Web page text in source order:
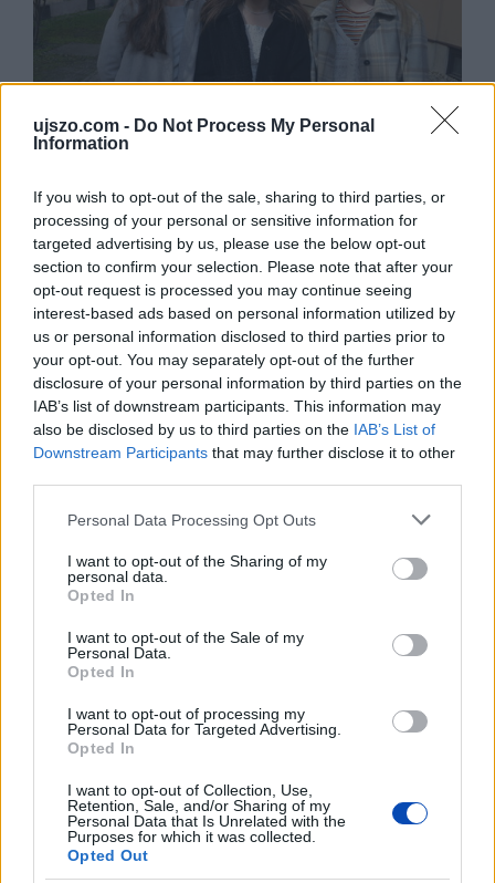
ujszo.com - Do Not Process My Personal
Information
If you wish to opt-out of the sale, sharing to third parties, or
processing of your personal or sensitive information for
targeted advertising by us, please use the below opt-out
section to confirm your selection. Please note that after your
opt-out request is processed you may continue seeing
interest-based ads based on personal information utilized by
us or personal information disclosed to third parties prior to
your opt-out. You may separately opt-out of the further
disclosure of your personal information by third parties on the
IAB’s list of downstream participants. This information may
also be disclosed by us to third parties on the IAB’s List of
Downstream Participants that may further disclose it to other
Please note that this website/app uses one or more Google
not limited to your visit or usage behaviour. You may click to
grant or deny consent to Google and its third-party tags to
use your data for below specified purposes in below Google
consent section.
Personal Data Processing Opt Outs
I want to opt-out of the Sharing of my
personal data.
Opted In
I want to opt-out of the Sale of my
Personal Data.
Opted In
I want to opt-out of processing my
Personal Data for Targeted Advertising.
Opted In
I want to opt-out of Collection, Use,
Retention, Sale, and/or Sharing of my
Personal Data that Is Unrelated with the
Purposes for which it was collected.
Opted Out
Németből több mint jeles
Sopron | A német nemzetiségi nyelv és irodalom OKTV
döntő fordulójában négy soproni licista ért el
kiemelkedő teljesítményt.
2023. március 12.
Sopron | Ötvenketten adtak vért a Líceumban, a soproni
Vöröskereszt és a területi vérellátó kihelyezett
- de minden bizonnyal nem utoljára.